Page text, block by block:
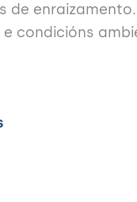
de enraizamento.
condicións